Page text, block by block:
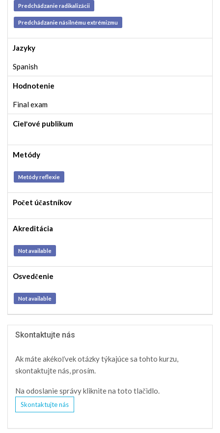
Predchádzanie radikalizácii
Predchádzanie násilnému extrémizmu
Jazyky
Spanish
Hodnotenie
Final exam
Cieľové publikum
Metódy
Metódy reflexie
Počet účastníkov
Akreditácia
Not available
Osvedčenie
Not available
Skontaktujte nás
Ak máte akékoľvek otázky týkajúce sa tohto kurzu,
skontaktujte nás, prosím.
Na odoslanie správy kliknite na toto tlačidlo.
Skontaktujte nás